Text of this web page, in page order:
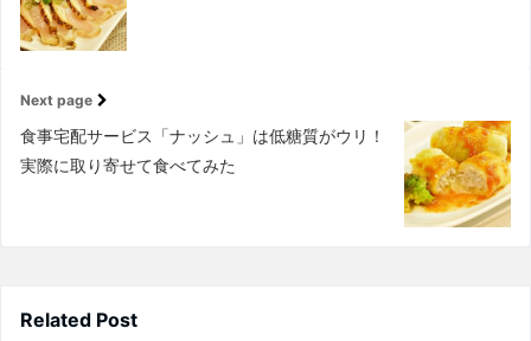
Next page
食事宅配サービス「ナッシュ」は低糖質がウリ！
実際に取り寄せて食べてみた
Related Post